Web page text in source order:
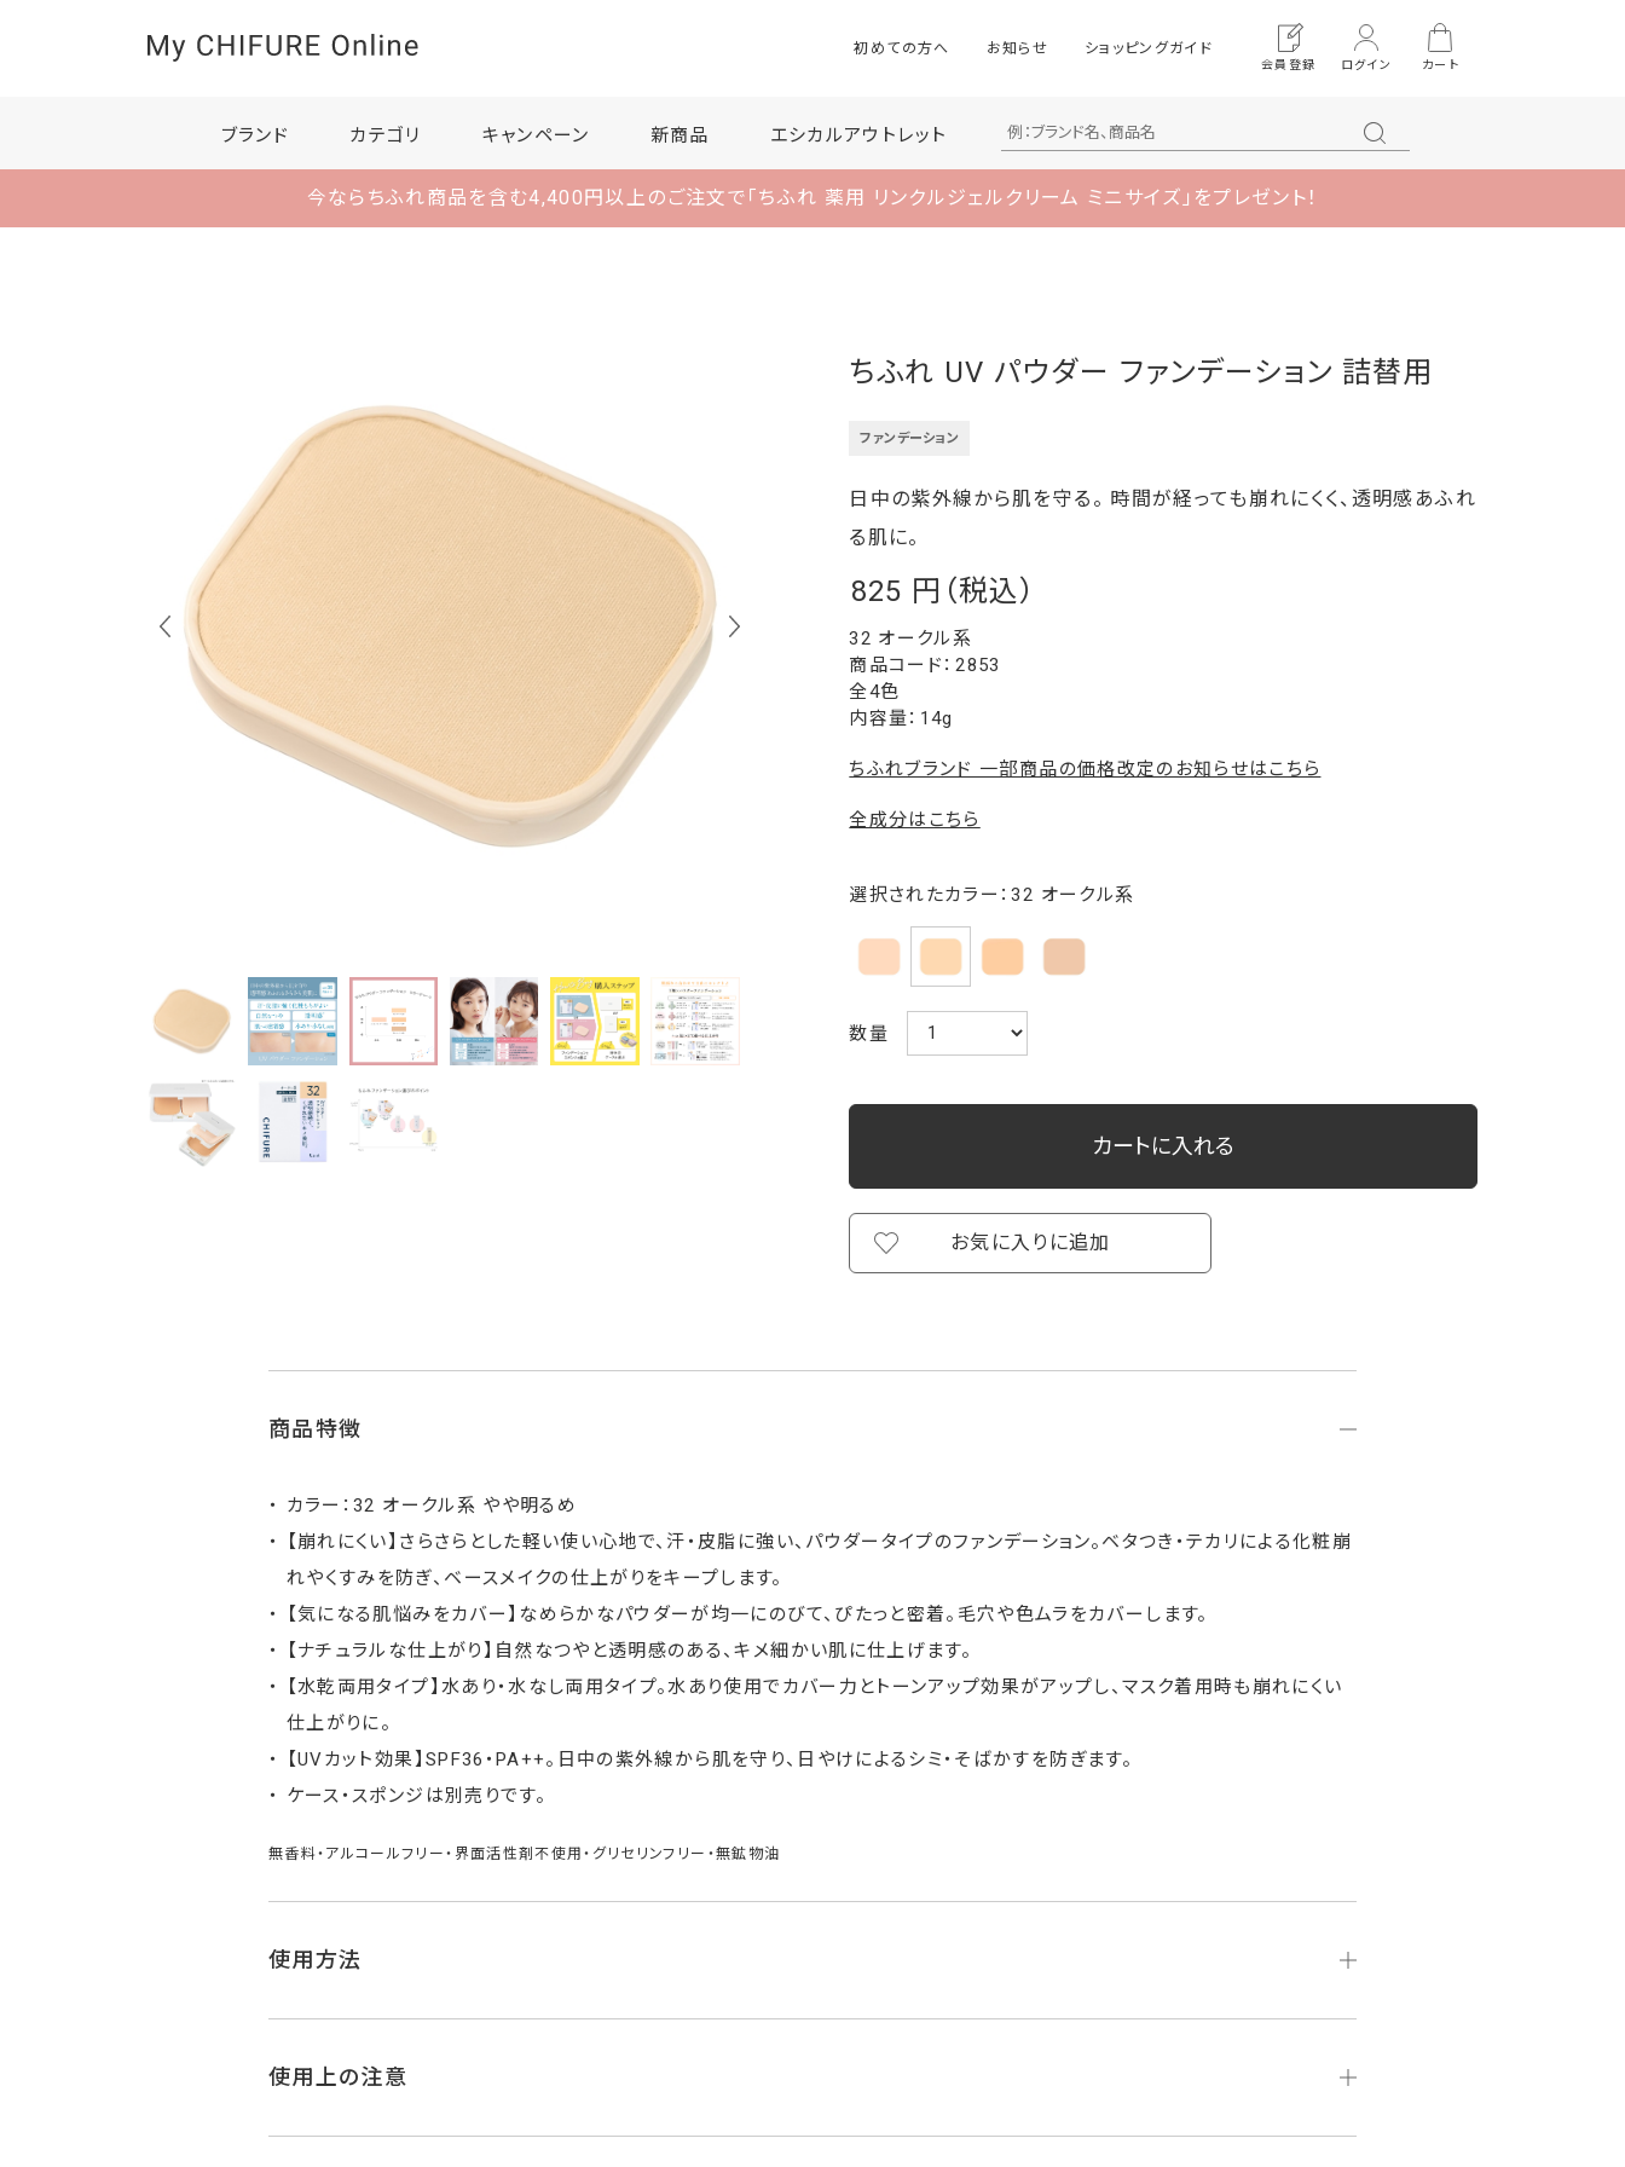
初めての方へ お知らせ ショッピングガイド
会員登録 ログイン カート
ブランド カテゴリ キャンペーン 新商品 エシカルアウトレット
今ならちふれ商品を含む4,400円以上のご注文で 「ちふれ 薬用 リンクルジェルクリーム ミニサイズ」をプレゼント！
ファンデーション
ちふれ UV パウダー ファンデーション 詰替用
825
2853
32 オークル系
日中の紫外線から肌を守る。 時間が経っても崩れにくく、透明感あふれ
る肌に。
全4色
内容量：14g
ちふれブランド 一部商品の価格改定のお知らせはこちら
全成分はこちら
選択されたカラー：32 オークル系
数量
カートに入れる
お気に入りに追加
商品特徴
カラー：32 オークル系 やや明るめ
【崩れにくい】さらさらとした軽い使い心地で、汗・皮脂に強い、パウダータイプのファンデーション。ベタつき・テカリによる化粧崩
れやくすみを防ぎ、ベースメイクの仕上がりをキープします。
【気になる肌悩みをカバー】なめらかなパウダーが均一にのびて、ぴたっと密着。毛穴や色ムラをカバーします。
【ナチュラルな仕上がり】自然なつやと透明感のある、キメ細かい肌に仕上げます。
【水乾両用タイプ】水あり・水なし両用タイプ。水あり使用でカバー力とトーンアップ効果がアップし、マスク着用時も崩れにくい
仕上がりに。
【UVカット効果】SPF36・PA++。日中の紫外線から肌を守り、日やけによるシミ・そばかすを防ぎます。
ケース・スポンジは別売りです。
無香料・アルコールフリー・界面活性剤不使用・グリセリンフリー・無鉱物油
使用方法
使用上の注意